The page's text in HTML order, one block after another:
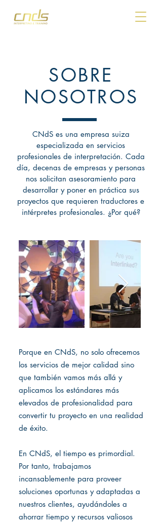
SOBRE
NOSOTROS
CNdS es una empresa suiza
especializada en servicios
profesionales de interpretación. Cada
día, decenas de empresas y personas
nos solicitan asesoramiento para
desarrollar y poner en práctica sus
proyectos que requieren traductores e
intérpretes profesionales. ¿Por qué?
Porque en CNdS, no solo ofrecemos
los servicios de mejor calidad sino
que también vamos más allá y
aplicamos los estándares más
elevados de profesionalidad para
convertir tu proyecto en una realidad
de éxito.
En CNdS, el tiempo es primordial.
Por tanto, trabajamos
incansablemente para proveer
soluciones oportunas y adaptadas a
nuestros clientes, ayudándoles a
ahorrar tiempo y recursos valiosos